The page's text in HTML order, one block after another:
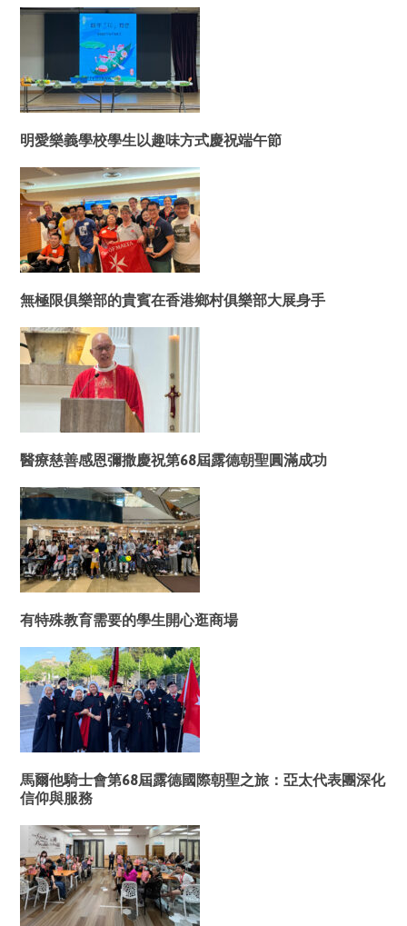
明愛樂義學校學生以趣味方式慶祝端午節
無極限俱樂部的貴賓在香港鄉村俱樂部大展身手
醫療慈善感恩彌撒慶祝第68屆露德朝聖圓滿成功
有特殊教育需要的學生開心逛商場
馬爾他騎士會第68屆露德國際朝聖之旅：亞太代表團深化
信仰與服務